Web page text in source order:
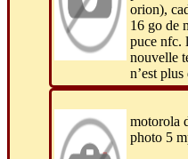
orion),
16 go de
puce nfc.
nouvelle
n’est plus
motorola
photo 5